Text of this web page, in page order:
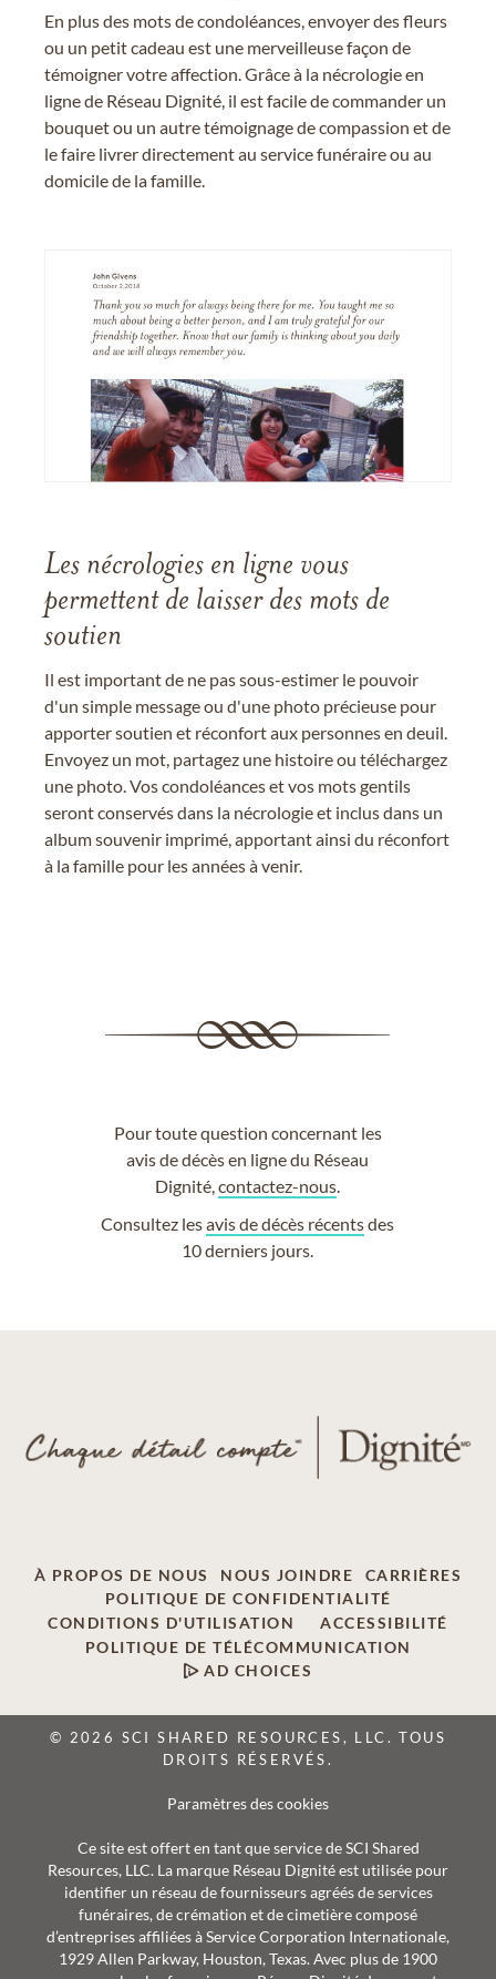
En plus des mots de condoléances, envoyer des fleurs
ou un petit cadeau est une merveilleuse façon de
témoigner votre affection. Grâce à la nécrologie en
ligne de Réseau Dignité, il est facile de commander un
bouquet ou un autre témoignage de compassion et de
le faire livrer directement au service funéraire ou au
domicile de la famille.
Les nécrologies en ligne vous
permettent de laisser des mots de
soutien
Il est important de ne pas sous-estimer le pouvoir
d'un simple message ou d'une photo précieuse pour
apporter soutien et réconfort aux personnes en deuil.
Envoyez un mot, partagez une histoire ou téléchargez
une photo. Vos condoléances et vos mots gentils
seront conservés dans la nécrologie et inclus dans un
album souvenir imprimé, apportant ainsi du réconfort
à la famille pour les années à venir.
Pour toute question concernant les
avis de décès en ligne du Réseau
Dignité,contactez-nous
Consultez lesavis de décès récentsdes
10 derniers jours.
À PROPOS DE NOUS NOUS JOINDRE
CARRIÈRES
POLITIQUE DE CONFIDENTIALITÉ
CONDITIONS D'UTILISATION
ACCESSIBILITÉ
POLITIQUE DE TÉLÉCOMMUNICATION
AD CHOICES
© 2026 SCI SHARED RESOURCES, LLC. TOUS
DROITS RÉSERVÉS.
Paramètres des cookies
Ce site est offert en tant que service de SCI Shared
Resources, LLC. La marque Réseau Dignité est utilisée pour
identifier un réseau de fournisseurs agréés de services
funéraires, de crémation et de cimetière composé
d’entreprises affiliées à Service Corporation Internationale,
1929 Allen Parkway, Houston, Texas. Avec plus de 1900